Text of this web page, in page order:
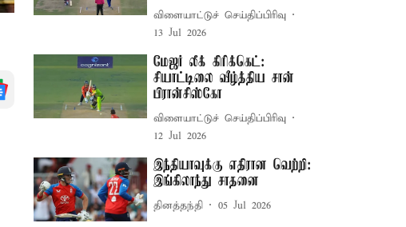
விளையாட்டுச் செய்திப்பிரிவு
13 Jul 2026
மேஜர் லீக் கிரிக்கெட்:
சியாட்டிலை வீழ்த்திய சான்
பிரான்சிஸ்கோ
விளையாட்டுச் செய்திப்பிரிவு
12 Jul 2026
இந்தியாவுக்கு எதிரான வெற்றி:
இங்கிலாந்து சாதனை
தினத்தந்தி 05 Jul 2026